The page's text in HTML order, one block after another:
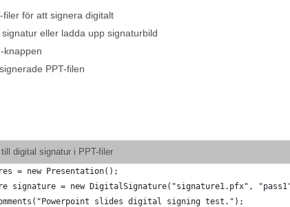
filer för att signera digitalt
eller ladda upp signaturbild
knappen
PPT-filen
digital signatur i PPT-filer
= new Presentation();
signature = new DigitalSignature("signature1.pfx",
slides digital signing test.");